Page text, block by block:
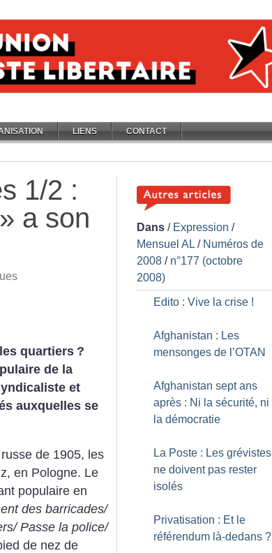
LIENS CONTACT
1/2 :
» a son
quartiers ?
de la
et
auxquelles se
de 1905, les
en Pologne. Le
populaire en
des barricades/
Passe la police/
de nez de
Dans / Expression /
Mensuel AL / Numéros de
2008 / n°177 (octobre
2008)
Edito : Vive la crise !
Afghanistan : Les
mensonges de l’OTAN
Afghanistan sept ans
après : Ni la sécurité, ni
la démocratie
La Poste : Les grévistes
ne doivent pas rester
isolés
Privatisation : Et le
référendum là-dedans ?